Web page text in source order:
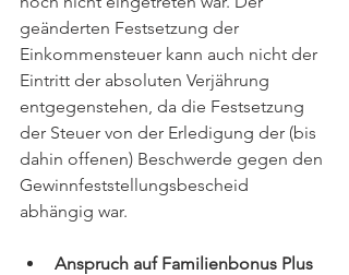
geänderten Festsetzung der
Einkommensteuer kann auch nicht der
Eintritt der absoluten Verjährung
entgegenstehen, da die Festsetzung
der Steuer von der Erledigung der (bis
dahin offenen) Beschwerde gegen den
Gewinnfeststellungsbescheid
abhängig war.
Anspruch auf Familienbonus Plus